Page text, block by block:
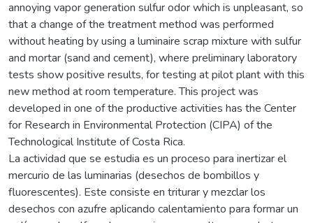
annoying vapor generation sulfur odor which is unpleasant, so
that a change of the treatment method was performed
without heating by using a luminaire scrap mixture with sulfur
and mortar (sand and cement), where preliminary laboratory
tests show positive results, for testing at pilot plant with this
new method at room temperature. This project was
developed in one of the productive activities has the Center
for Research in Environmental Protection (CIPA) of the
Technological Institute of Costa Rica.
La actividad que se estudia es un proceso para inertizar el
mercurio de las luminarias (desechos de bombillos y
fluorescentes). Este consiste en triturar y mezclar los
desechos con azufre aplicando calentamiento para formar un